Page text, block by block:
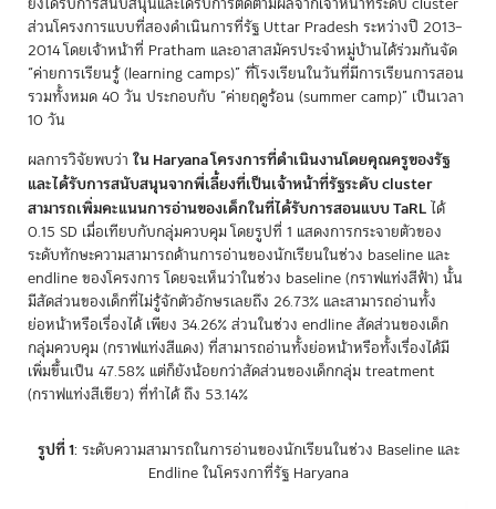
ส่วนโครงการแบบที่สองดำเนินการที่รัฐ Uttar Pradesh ระหว่างปี 2013–
2014 โดยเจ้าหน้าที่ Pratham และอาสาสมัครประจำหมู่บ้านได้ร่วมกันจัด
“ค่ายการเรียนรู้ (learning camps)” ที่โรงเรียนในวันที่มีการเรียนการสอน
รวมทั้งหมด 40 วัน ประกอบกับ “ค่ายฤดูร้อน (summer camp)” เป็นเวลา
10 วัน
ผลการวิจัยพบว่า ใน Haryana โครงการที่ดำเนินงานโดยคุณครูของรัฐ
และได้รับการสนับสนุนจากพี่เลี้ยงที่เป็นเจ้าหน้าที่รัฐระดับ cluster
สามารถเพิ่มคะแนนการอ่านของเด็กในที่ได้รับการสอนแบบ TaRLได้
0.15 SD เมื่อเทียบกับกลุ่มควบคุม โดยรูปที่ 1 แสดงการกระจายตัวของ
ระดับทักษะความสามารถด้านการอ่านของนักเรียนในช่วง baseline และ
endline ของโครงการ โดยจะเห็นว่าในช่วง baseline (กราฟแท่งสีฟ้า) นั้น
มีสัดส่วนของเด็กที่ไม่รู้จักตัวอักษรเลยถึง 26.73% และสามารถอ่านทั้ง
ย่อหน้าหรือเรื่องได้ เพียง 34.26% ส่วนในช่วง endline สัดส่วนของเด็ก
กลุ่มควบคุม (กราฟแท่งสีแดง) ที่สามารถอ่านทั้งย่อหน้าหรือทั้งเรื่องได้มี
เพิ่มขึ้นเป็น 47.58% แต่ก็ยังน้อยกว่าสัดส่วนของเด็กกลุ่ม treatment
(กราฟแท่งสีเขียว) ที่ทำได้ ถึง 53.14%
รูปที่ 1: ระดับความสามารถในการอ่านของนักเรียนในช่วง Baseline และ
Endline ในโครงกาที่รัฐ Haryana